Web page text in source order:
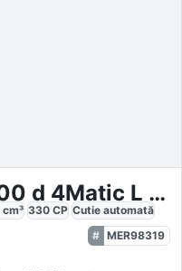
Mercedes-Benz S 400 d 4Matic L AMG Line *Pano *Headup *Sitzbel
cm³ 330 CP Cutie automată
MER98319